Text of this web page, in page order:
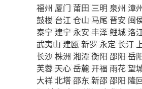
福州 厦门 莆田 三明 泉州 漳
鼓楼 台江 仓山 马尾 晋安 闽
泰宁 建宁 永安 丰泽鲤城洛
武夷山 建瓯新罗 永定 长汀
长沙株洲 湘潭衡阳 邵阳 岳
芙蓉 天心岳麓开福 雨花望
大祥北塔邵东 新邵邵阳 隆